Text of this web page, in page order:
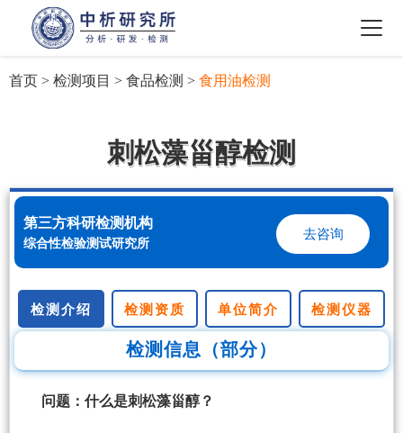
首页 > 检测项目 > 食品检测 > 食用油检测
刺松藻甾醇检测
第三方科研检测机构
综合性检验测试研究所
去咨询
检测介绍 检测资质 单位简介 检测仪器
检测信息（部分）
问题：什么是刺松藻甾醇？